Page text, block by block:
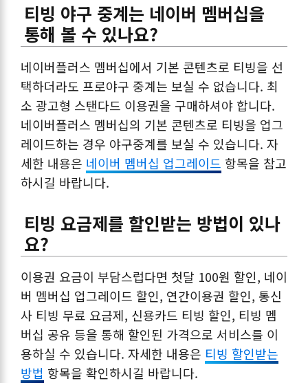
티빙 야구 중계는 네이버 멤버십을
통해 볼 수 있나요?
네이버플러스 멤버십에서 기본 콘텐츠로 티빙을 선
택하더라도 프로야구 중계는 보실 수 없습니다. 최
소 광고형 스탠다드 이용권을 구매하셔야 합니다.
네이버플러스 멤버십의 기본 콘텐츠로 티빙을 업그
레이드하는 경우 야구중계를 보실 수 있습니다. 자
세한 내용은 네이버 멤버십 업그레이드 항목을 참고
하시길 바랍니다.
티빙 요금제를 할인받는 방법이 있나
요?
이용권 요금이 부담스럽다면 첫달 100원 할인, 네이
버 멤버십 업그레이드 할인, 연간이용권 할인, 통신
사 티빙 무료 요금제, 신용카드 티빙 할인, 티빙 멤
버십 공유 등을 통해 할인된 가격으로 서비스를 이
용하실 수 있습니다. 자세한 내용은 티빙 할인받는
방법 항목을 확인하시길 바랍니다.